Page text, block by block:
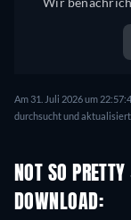
Am 31. Juli 2026 um
durchsucht und aktualisiert.
NOT SO
DOWNLOAD: